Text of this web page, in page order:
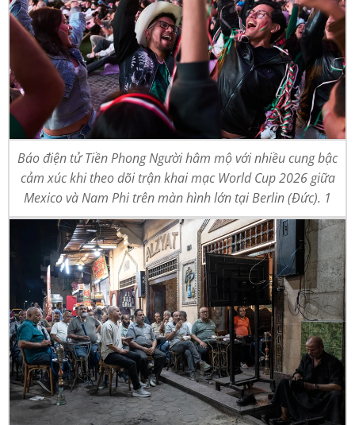
Báo điện tử Tiền Phong Người hâm mộ với nhiều cung bậc
cảm xúc khi theo dõi trận khai mạc World Cup 2026 giữa
Mexico và Nam Phi trên màn hình lớn tại Berlin (Đức). 1